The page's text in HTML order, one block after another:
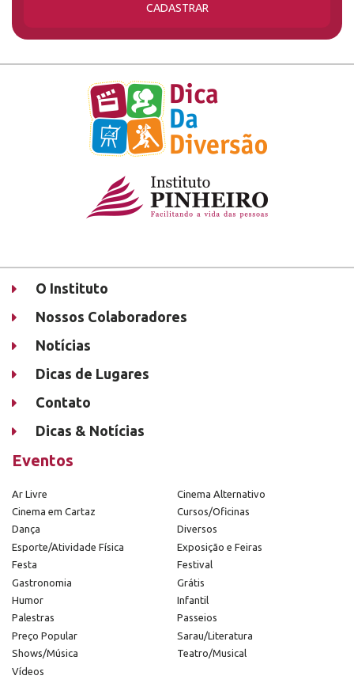
CADASTRAR
O Instituto
Nossos Colaboradores
Notícias
Dicas de Lugares
Contato
Dicas & Notícias
Eventos
Ar Livre
Cinema Alternativo
Cinema em Cartaz
Cursos/Oficinas
Dança
Diversos
Esporte/Atividade Física
Exposição e Feiras
Festa
Festival
Gastronomia
Grátis
Humor
Infantil
Palestras
Passeios
Preço Popular
Sarau/Literatura
Shows/Música
Teatro/Musical
Vídeos